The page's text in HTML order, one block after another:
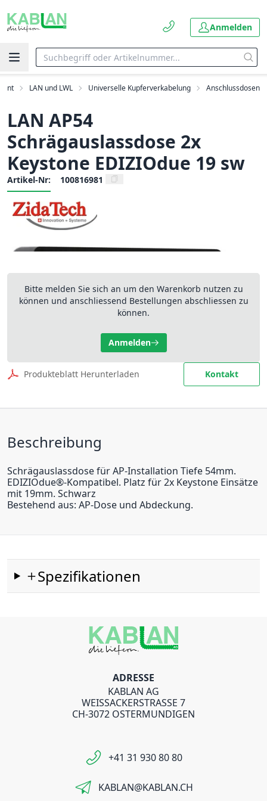
Anmelden
LAN und LWL Universelle Kupferverkabelung Anschlussdosen
LAN AP54
Schrägauslassdose 2x
Keystone EDIZIOdue 19 sw
Artikel-Nr: 100816981
Bitte melden Sie sich an um den Warenkorb nutzen zu
können und anschliessend Bestellungen abschliessen zu
können.
Anmelden
Produkteblatt Herunterladen Kontakt
Beschreibung
Schrägauslassdose für AP-Installation Tiefe 54mm.
EDIZIOdue®-Kompatibel. Platz für 2x Keystone Einsätze
mit 19mm. Schwarz
Bestehend aus: AP-Dose und Abdeckung.
Spezifikationen
ADRESSE
KABLAN AG
WEISSACKERSTRASSE 7
CH-3072 OSTERMUNDIGEN
+41 31 930 80 80
KABLAN@KABLAN.CH